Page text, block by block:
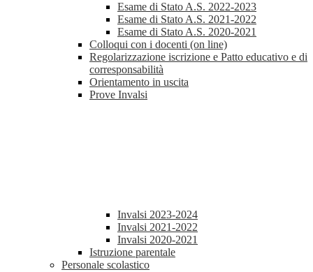
Esame di Stato A.S. 2022-2023
Esame di Stato A.S. 2021-2022
Esame di Stato A.S. 2020-2021
Colloqui con i docenti (on line)
Regolarizzazione iscrizione e Patto educativo e di
corresponsabilità
Orientamento in uscita
Prove Invalsi
Invalsi 2023-2024
Invalsi 2021-2022
Invalsi 2020-2021
Istruzione parentale
Personale scolastico